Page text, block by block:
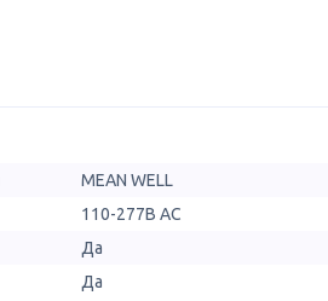
MEAN WELL
110-277В AC
Да
Да